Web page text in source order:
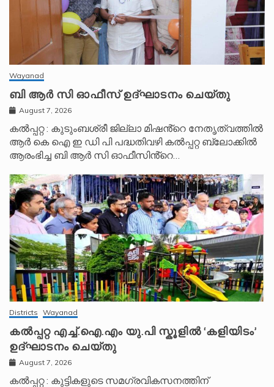
Wayanad
ബി ആർ സി ഓഫീസ് ഉദ്ഘാടനം ചെയ്തു
August 7, 2026
കൽപ്പറ്റ : കുടുംബശ്രീ ജില്ലാ മിഷൻ്റെ നേതൃത്വത്തിൽ
ആർ കെ ഐ ഇ ഡി പി പദ്ധതിവഴി കൽപ്പറ്റ ബ്ലോക്കിൽ
ആരംഭിച്ച ബി ആർ സി ഓഫീസിൻ്റെ…
Districts Wayanad
കൽപ്പറ്റ എച്ച്.ഐ.എം യു.പി സ്കൂ‌ളിൽ ‘കളിയിടം’
ഉദ്ഘാടനം ചെയ്തു
August 7, 2026
കൽപ്പറ്റ : കുട്ടികളുടെ സമഗ്രവികസനത്തിന്